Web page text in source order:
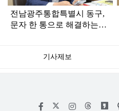
전남광주통합특별시 동구,
문자 한 통으로 해결하는
기사제보
페
인